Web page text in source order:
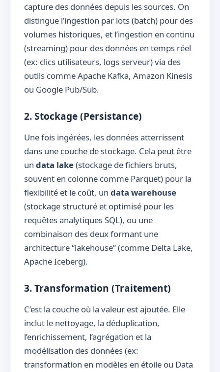
capture des données depuis les sources. On
distingue l’ingestion par lots (batch) pour des
volumes historiques, et l’ingestion en continu
(streaming) pour des données en temps réel
(ex: clics utilisateurs, logs serveur) via des
outils comme Apache Kafka, Amazon Kinesis
ou Google Pub/Sub.
2. Stockage (Persistance)
Une fois ingérées, les données atterrissent
dans une couche de stockage. Cela peut être
un data lake(stockage de fichiers bruts,
souvent en colonne comme Parquet) pour la
flexibilité et le coût, un data warehouse
(stockage structuré et optimisé pour les
requêtes analytiques SQL), ou une
combinaison des deux formant une
architecture “lakehouse” (comme Delta Lake,
Apache Iceberg).
3. Transformation (Traitement)
C’est la couche où la valeur est ajoutée. Elle
inclut le nettoyage, la déduplication,
l’enrichissement, l’agrégation et la
modélisation des données (ex:
transformation en modèles en étoile ou Data